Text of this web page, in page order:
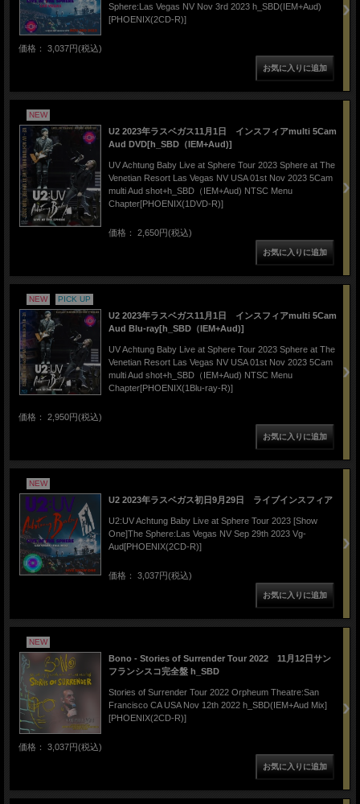
Sphere:Las Vegas NV Nov 3rd 2023 h_SBD(IEM+Aud)
[PHOENIX(2CD-R)]
価格： 3,037円(税込)
NEW
U2 2023年ラスベガス11月1日 インスフィアmulti 5Cam
Aud DVD[h_SBD（IEM+Aud)]
UV Achtung Baby Live at Sphere Tour 2023 Sphere at The
Venetian Resort Las Vegas NV USA 01st Nov 2023 5Cam
multi Aud shot+h_SBD（IEM+Aud) NTSC Menu
Chapter[PHOENIX(1DVD-R)]
価格： 2,650円(税込)
NEW PICK UP
U2 2023年ラスベガス11月1日 インスフィアmulti 5Cam
Aud Blu-ray[h_SBD（IEM+Aud)]
UV Achtung Baby Live at Sphere Tour 2023 Sphere at The
Venetian Resort Las Vegas NV USA 01st Nov 2023 5Cam
multi Aud shot+h_SBD（IEM+Aud) NTSC Menu
Chapter[PHOENIX(1Blu-ray-R)]
価格： 2,950円(税込)
NEW
U2 2023年ラスベガス初日9月29日 ライブインスフィア
U2:UV Achtung Baby Live at Sphere Tour 2023 [Show
One]The Sphere:Las Vegas NV Sep 29th 2023 Vg-
Aud[PHOENIX(2CD-R)]
価格： 3,037円(税込)
NEW
Bono - Stories of Surrender Tour 2022 11月12日サン
フランシスコ完全盤 h_SBD
Stories of Surrender Tour 2022 Orpheum Theatre:San
Francisco CA USA Nov 12th 2022 h_SBD(IEM+Aud Mix]
[PHOENIX(2CD-R)]
価格： 3,037円(税込)